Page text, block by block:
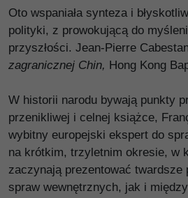
Oto wspaniała synteza i
polityki, z prowokującą do
przyszłości. Jean-Pierre
zagranicznej Chin, Hong Kong
W historii narodu bywają punkty
przenikliwej i celnej książce,
wybitny europejski ekspert do
na krótkim, trzyletnim okresie, w
zaczynają prezentować twardsze
spraw wewnętrznych, jak i